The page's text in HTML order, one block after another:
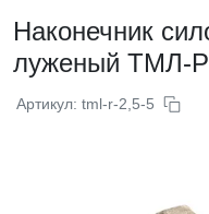
Наконечник
луженый ТМЛ-Р
Артикул: tml-r-2,5-5